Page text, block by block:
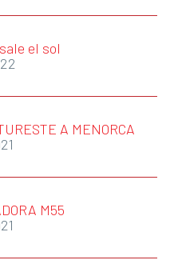
el sol
A MENORCA
M55